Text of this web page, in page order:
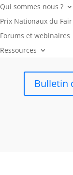
Qui sommes nous ?
Prix Nationaux du
Forums et webinaires
Ressources
Bulletin